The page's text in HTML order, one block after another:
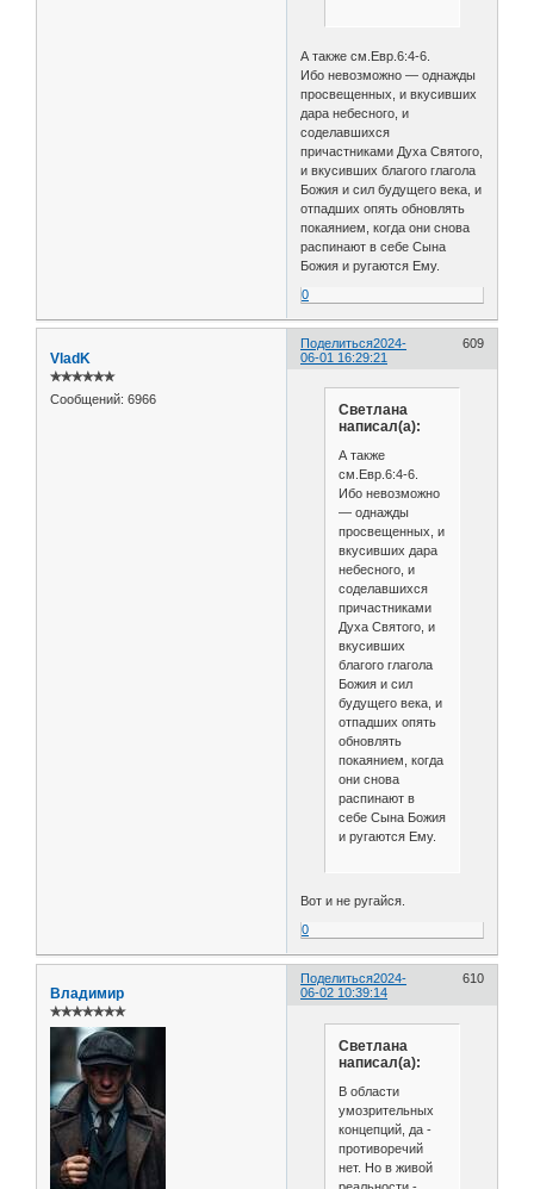
А также см.Евр.6:4-6.
Ибо невозможно — однажды
просвещенных, и вкусивших
дара небесного, и
соделавшихся
причастниками Духа Святого,
и вкусивших благого глагола
Божия и сил будущего века, и
отпадших опять обновлять
покаянием, когда они снова
распинают в себе Сына
Божия и ругаются Ему.
0
Поделиться 609
2024-
06-01 16:29:21
VladK
✯✯✯✯✯✯
Сообщений: 6966
Светлана
написал(а):
А также
см.Евр.6:4-6.
Ибо невозможно
— однажды
просвещенных, и
вкусивших дара
небесного, и
соделавшихся
причастниками
Духа Святого, и
вкусивших
благого глагола
Божия и сил
будущего века, и
отпадших опять
обновлять
покаянием, когда
они снова
распинают в
себе Сына Божия
и ругаются Ему.
Вот и не ругайся.
0
Поделиться 610
2024-
06-02 10:39:14
Владимир
✯✯✯✯✯✯✯
Светлана
написал(а):
В области
умозрительных
концепций, да -
противоречий
нет. Но в живой
реальности -